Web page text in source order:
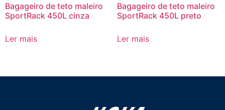
Bagageiro de teto maleiro
SportRack 450L cinza
Ler mais
Bagageiro de teto maleiro
SportRack 450L preto
Ler mais